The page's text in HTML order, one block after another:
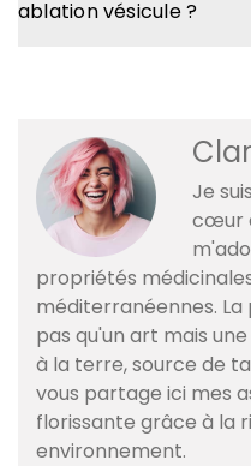
ablation vésicule ?
Je
cœur
propriétés
méditerranéennes.
pas qu'un art mais
à la terre, source de
vous partage ici mes
florissante grâce à la
environnement.